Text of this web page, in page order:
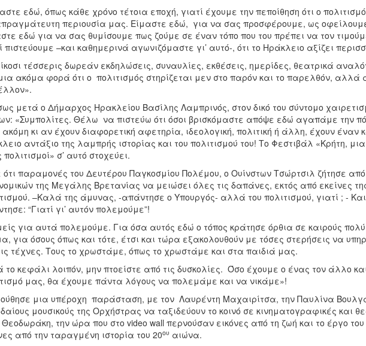
εδώ, όπως κάθε χρόνο τέτοια εποχή, γιατί έχουμε την πεποίθηση ότι ο
περιουσία μας. Είμαστε εδώ, για να σας προσφέρουμε, ως
εδώ για να σας θυμίσουμε πως ζούμε σε έναν τόπο που του πρέπει να τον
πιστεύουμε –και καθημερινά αγωνιζόμαστε γι’ αυτό-, ότι το Ηράκλειο αξίζει
τέσσερις δωρεάν εκδηλώσεις, συναυλίες, εκθέσεις, ημερίδες, θεατρικά
ακόμα φορά ότι ο πολιτισμός στηρίζεται μεν στο παρόν και το παρελθόν, αλλά
μετά ο Δήμαρχος Ηρακλείου Βασίλης Λαμπρινός, στον δικό του σύντομο
«Συμπολίτες. Θέλω να πιστεύω ότι όσοι βρισκόμαστε απόψε εδώ αγαπάμε την
κι αν έχουν διαφορετική αφετηρία, ιδεολογική, πολιτική ή άλλη, έχουν έναν
αντάξιο της λαμπρής ιστορίας και του πολιτισμού του! Το Φεστιβάλ «Κρήτη,
σ’ αυτό στοχεύει.
ότι παραμονές του Δευτέρου Παγκοσμίου Πολέμου, ο Ουίνστων Τσώρτσιλ ζήτησε
της Μεγάλης Βρετανίας να μειώσει όλες τις δαπάνες, εκτός από εκείνες
–Καλά της άμυνας, -απάντησε ο Υπουργός- αλλά του πολιτισμού, γιατί ; -
“Γιατί γι’ αυτόν πολεμούμε”!
για αυτά πολεμούμε. Για όσα αυτός εδώ ο τόπος κράτησε όρθια σε καιρούς πολύ
για όσους όπως και τότε, έτσι και τώρα εξακολουθούν με τόσες στερήσεις να
τέχνες. Τους το χρωστάμε, όπως το χρωστάμε και στα παιδιά μας.
το κεφάλι λοιπόν, μην πτοείστε από τις δυσκολίες. Όσο έχουμε ο ένας τον άλλο
μας, θα έχουμε πάντα λόγους να πολεμάμε και να νικάμε»!
μια υπέροχη παράσταση, με τον Λαυρέντη Μαχαιρίτσα, την Παυλίνα
μουσικούς της Ορχήστρας να ταξιδεύουν το κοινό σε κινηματογραφικές και
Θεοδωράκη, την ώρα που στο video wall περνούσαν εικόνες από τη ζωή και το έργο
από την ταραγμένη ιστορία του 20ου αιώνα.